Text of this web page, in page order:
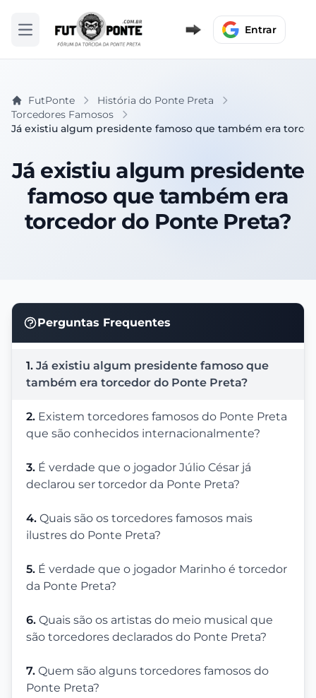
Abrir menu Entrar
FutPonte
História do Ponte Preta
Torcedores Famosos
Já existiu algum presidente famoso que também era
Já existiu algum presidente
famoso que também era
torcedor do Ponte Preta?
Perguntas Frequentes
1. Já existiu algum presidente famoso que
também era torcedor do Ponte Preta?
2. Existem torcedores famosos do Ponte Preta
que são conhecidos internacionalmente?
3. É verdade que o jogador Júlio César já
declarou ser torcedor da Ponte Preta?
4. Quais são os torcedores famosos mais
ilustres do Ponte Preta?
5. É verdade que o jogador Marinho é torcedor
da Ponte Preta?
6. Quais são os artistas do meio musical que
são torcedores declarados do Ponte Preta?
7. Quem são alguns torcedores famosos do
Ponte Preta?